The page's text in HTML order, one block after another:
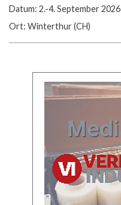
Datum: 2.-4. September 2026
Ort: Winterthur (CH)